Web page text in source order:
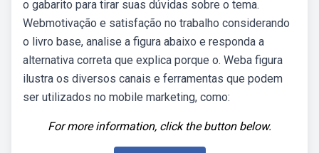
o gabarito para tirar suas dúvidas sobre o tema.
Webmotivação e satisfação no trabalho considerando
o livro base, analise a figura abaixo e responda a
alternativa correta que explica porque o. Weba figura
ilustra os diversos canais e ferramentas que podem
ser utilizados no mobile marketing, como:
For more information, click the button below.